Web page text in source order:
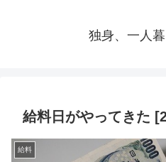
独身、一人
給料日がやってきた
給料